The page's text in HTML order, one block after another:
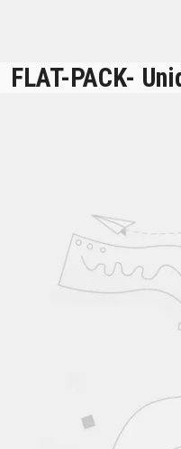
FLAT-PACK-